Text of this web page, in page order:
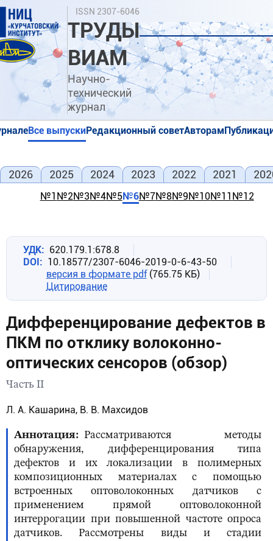
Перейти
основному
содержанию
ISSN 2307-6046
ТРУДЫ
ВИАМ
Научно-
технический
журнал
Поиск
Все выпускиРедакционный советАвторам
2026 2025 2024 2023 2022 2021
№1 №2№3№4№5№6№7№8№9№10№11 №12
УДК
620.179.1:678.8
DOI
10.18577/2307-6046-2019-0-6-43-50
версия в формате pdf (765.75 КБ)
Цитирование
Дифференцирование дефектов в
ПКМ по отклику волоконно-
оптических сенсоров (обзор)
Часть II
Л. А. Кашарина, В. В. Махсидов
Аннотация
Рассматриваются методы
обнаружения, дифференцирования типа
дефектов и их локализации в полимерных
композиционных материалах с помощью
встроенных оптоволоконных датчиков с
применением прямой оптоволоконной
интеррогации при повышенной частоте опроса
датчиков. Рассмотрены виды и стадии